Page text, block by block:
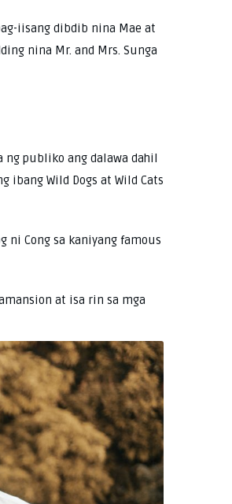
iisang dibdib nina Mae at
nina Mr. and Mrs. Sunga
ng publiko ang dalawa dahil
ibang Wild Dogs at Wild Cats
ni Cong sa kaniyang famous
at isa rin sa mga